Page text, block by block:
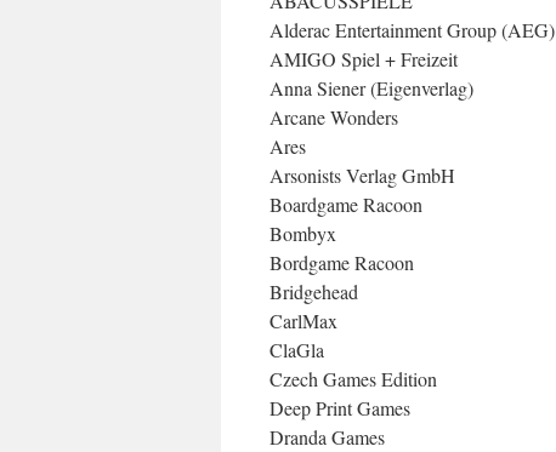
Alderac Entertainment Group (AEG)
AMIGO Spiel + Freizeit
Anna Siener (Eigenverlag)
Arcane Wonders
Ares
Arsonists Verlag GmbH
Boardgame Racoon
Bombyx
Bordgame Racoon
Bridgehead
CarlMax
ClaGla
Czech Games Edition
Deep Print Games
Dranda Games